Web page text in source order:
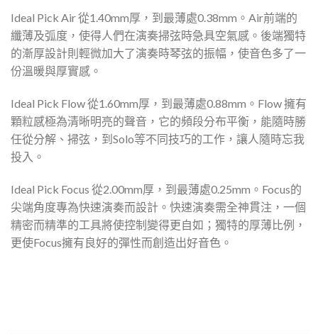
Ideal Pick Air 從1.40mm厚，到最薄處0.38mm。Air前端的
纖薄及弧度，使得人們在演奏掃弦時急具空氣感。後端獨特
的漸厚設計則輕微加大了演奏時琴弦的振幅，使音色多了一
份溫暖與厚實感。
Ideal Pick Flow 從1.60mm厚，到最薄處0.88mm。Flow 擁有
顆粒感極為清晰明亮的聲音，它的頻段分布平衡，能隨時勝
任從分解、掃弦，到Solo等不同技巧的工作，讓人隨時忘我
投入。
Ideal Pick Focus 從2.00mm厚，到最薄處0.25mm。Focus的
尖端角度專為快速演奏而設計。快速演奏需全神貫注，一個
精密而精準的工具將使控制變得更自如；獨特的厚薄比例，
更使Focus擁有良好的彈性而創造出好音色。